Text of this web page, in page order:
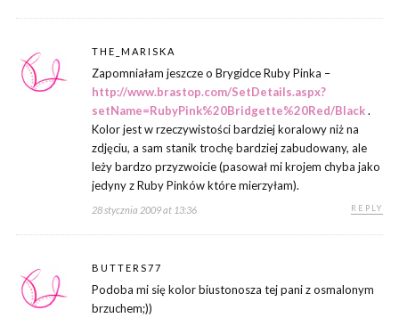
THE_MARISKA
Zapomniałam jeszcze o Brygidce Ruby Pinka –
http://www.brastop.com/SetDetails.aspx?
setName=RubyPink%20Bridgette%20Red/Black.
Kolor jest w rzeczywistości bardziej koralowy niż na
zdjęciu, a sam stanik trochę bardziej zabudowany, ale
leży bardzo przyzwoicie (pasował mi krojem chyba jako
jedyny z Ruby Pinków które mierzyłam).
28 stycznia 2009 at 13:36 REPLY
BUTTERS77
Podoba mi się kolor biustonosza tej pani z osmalonym
brzuchem;))